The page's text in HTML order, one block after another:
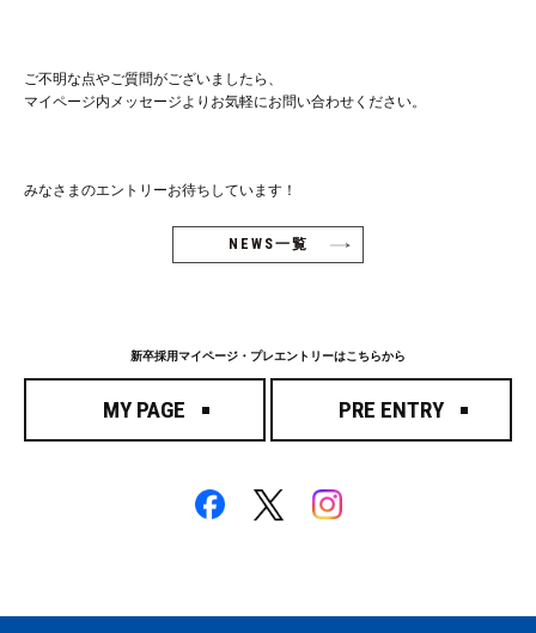
ご不明な点やご質問がございましたら、
マイページ内メッセージよりお気軽にお問い合わせください。
みなさまのエントリーお待ちしています！
NEWS一覧
新卒採用マイページ・プレエントリーはこちらから
MY PAGE PRE ENTRY